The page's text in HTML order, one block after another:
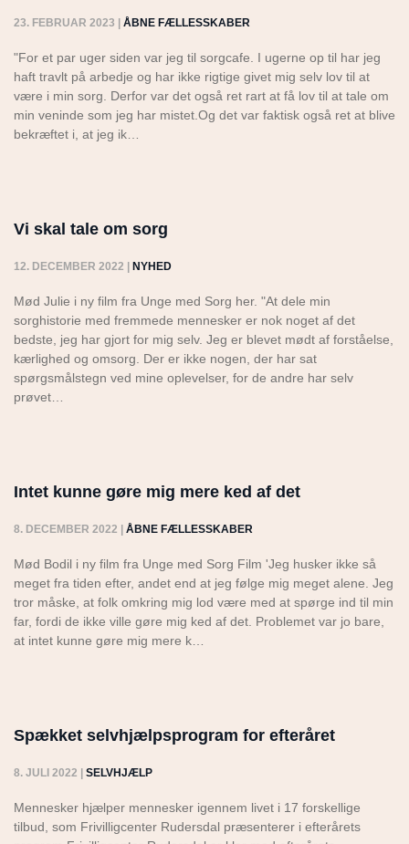
23. FEBRUAR 2023 ÅBNE FÆLLESSKABER
"For et par uger siden var jeg til sorgcafe. I ugerne op til har jeg
haft travlt på arbedje og har ikke rigtige givet mig selv lov til at
være i min sorg. Derfor var det også ret rart at få lov til at tale om
min veninde som jeg har mistet.Og det var faktisk også ret at blive
bekræftet i, at jeg ik…
Vi skal tale om sorg
12. DECEMBER 2022 NYHED
Mød Julie i ny film fra Unge med Sorg her. "At dele min
sorghistorie med fremmede mennesker er nok noget af det
bedste, jeg har gjort for mig selv. Jeg er blevet mødt af forståelse,
kærlighed og omsorg. Der er ikke nogen, der har sat
spørgsmålstegn ved mine oplevelser, for de andre har selv
prøvet…
Intet kunne gøre mig mere ked af det
8. DECEMBER 2022 ÅBNE FÆLLESSKABER
Mød Bodil i ny film fra Unge med Sorg Film 'Jeg husker ikke så
meget fra tiden efter, andet end at jeg følge mig meget alene. Jeg
tror måske, at folk omkring mig lod være med at spørge ind til min
far, fordi de ikke ville gøre mig ked af det. Problemet var jo bare,
at intet kunne gøre mig mere k…
Spækket selvhjælpsprogram for efteråret
8. JULI 2022 SELVHJÆLP
Mennesker hjælper mennesker igennem livet i 17 forskellige
tilbud, som Frivilligcenter Rudersdal præsenterer i efterårets